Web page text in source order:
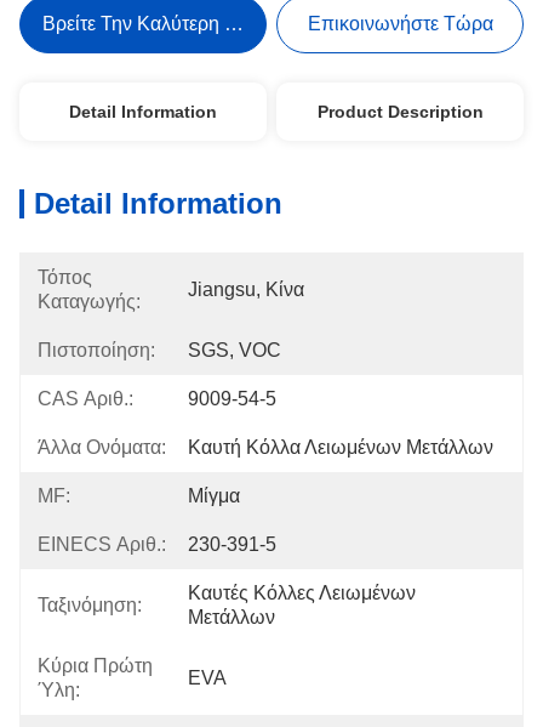
Βρείτε Την Καλύτερη Τιμή Επικοινωνήστε Τώρα
Detail Information Product Description
Detail Information
Τόπος
Καταγωγής:
Jiangsu, Κίνα
Πιστοποίηση: SGS, VOC
CAS Αριθ.: 9009-54-5
Άλλα Ονόματα: Καυτή Κόλλα Λειωμένων Μετάλλων
MF: Μίγμα
EINECS Αριθ.: 230-391-5
Ταξινόμηση:
Καυτές Κόλλες Λειωμένων
Μετάλλων
Κύρια Πρώτη
Ύλη:
EVA